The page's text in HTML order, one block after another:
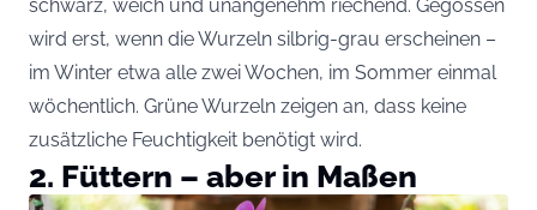
schwarz, weich und unangenehm riechend. Gegossen
wird erst, wenn die Wurzeln silbrig-grau erscheinen –
im Winter etwa alle zwei Wochen, im Sommer einmal
wöchentlich. Grüne Wurzeln zeigen an, dass keine
zusätzliche Feuchtigkeit benötigt wird.
2. Füttern – aber in Maßen